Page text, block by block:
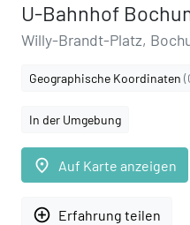
U-Bahnhof
Willy-Brandt-Platz,
Geographische Koordinaten
In der Umgebung
place Auf Karte anzeigen
add_circle_outline Erfahrung teilen